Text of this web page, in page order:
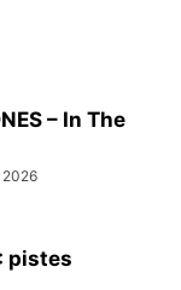
– In The
2026
pistes